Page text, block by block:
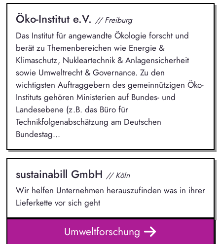
Öko-Institut e.V. // Freiburg
Das Institut für angewandte Ökologie forscht und
berät zu Themenbereichen wie Energie &
Klimaschutz, Nukleartechnik & Anlagensicherheit
sowie Umweltrecht & Governance. Zu den
wichtigsten Auftraggebern des gemeinnützigen Öko-
Instituts gehören Ministerien auf Bundes- und
Landesebene (z.B. das Büro für
Technikfolgenabschätzung am Deutschen
Bundestag...
sustainabill GmbH // Köln
Wir helfen Unternehmen herauszufinden was in ihrer
Lieferkette vor sich geht
Umweltforschung